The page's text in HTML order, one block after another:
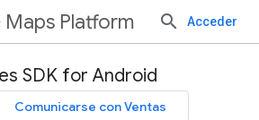
Maps Platform Acceder
SDK for Android
Comunicarse con Ventas